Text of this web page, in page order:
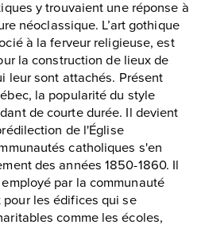
y trouvaient une réponse à
néoclassique. L’art gothique
à la ferveur religieuse, est
la construction de lieux de
leur sont attachés. Présent
la popularité du style
de courte durée. Il devient
de l'Église
catholiques s'en
des années 1850-1860. Il
par la communauté
les édifices qui se
comme les écoles,